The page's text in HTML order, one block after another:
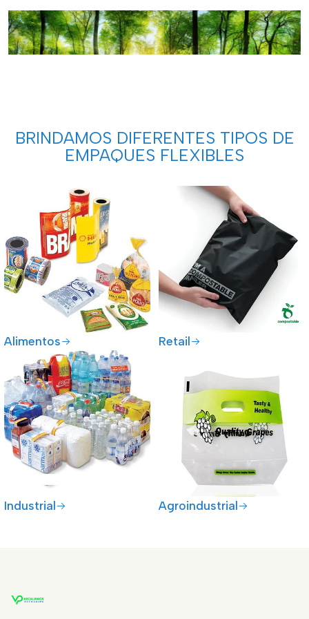
BRINDAMOS DIFERENTES TIPOS DE
EMPAQUES FLEXIBLES
Alimentos Retail
Industrial Agroindustrial